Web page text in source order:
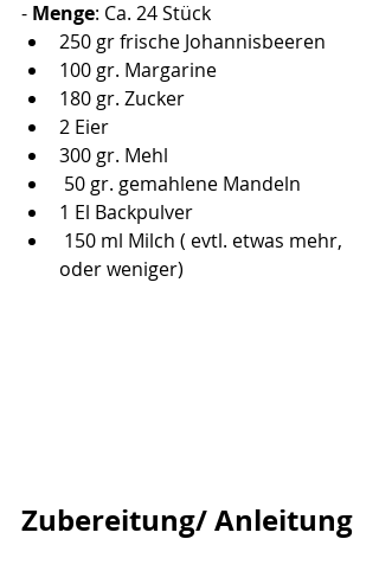
- Menge: Ca. 24 Stück
250 gr frische Johannisbeeren
100 gr. Margarine
180 gr. Zucker
2 Eier
300 gr. Mehl
50 gr. gemahlene Mandeln
1 El Backpulver
oder weniger)
Zubereitung/ Anleitung